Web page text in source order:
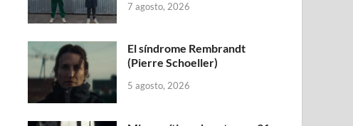
7 agosto, 2026
El síndrome Rembrandt
(Pierre Schoeller)
5 agosto, 2026